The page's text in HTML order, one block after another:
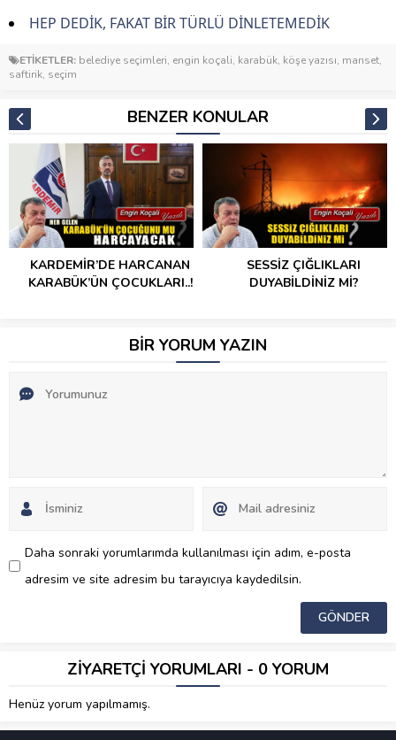
HEP DEDİK, FAKAT BİR TÜRLÜ DİNLETEMEDİK
ETİKETLER: belediye seçimleri, engin koçali, karabük, köşe yazısı, manset,
saftirik, seçim
BENZER KONULAR
KARDEMİR’DE HARCANAN
KARABÜK’ÜN ÇOCUKLARI..!
SESSİZ ÇIĞLIKLARI
DUYABİLDİNİZ Mİ?
BİR YORUM YAZIN
Daha sonraki yorumlarımda kullanılması için adım, e-posta
adresim ve site adresim bu tarayıcıya kaydedilsin.
ZİYARETÇİ YORUMLARI - 0 YORUM
Henüz yorum yapılmamış.